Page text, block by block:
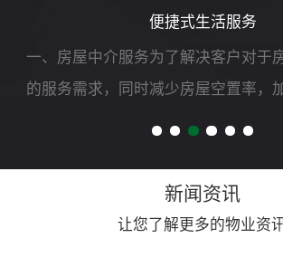
便捷式生活服务
一、房屋中介服务为了解决客户对于
的服务需求，同时减少房屋空置率，
自助洗车服务随着...
新闻资讯
让您了解更多的物业资